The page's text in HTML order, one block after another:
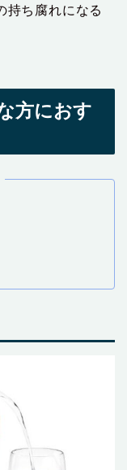
持ち腐れになる
方におす